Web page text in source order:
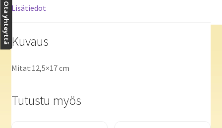
Lisätiedot
Kuvaus
Mitat:12,5×17 cm
Tutustu myös
Ota yhteyttä